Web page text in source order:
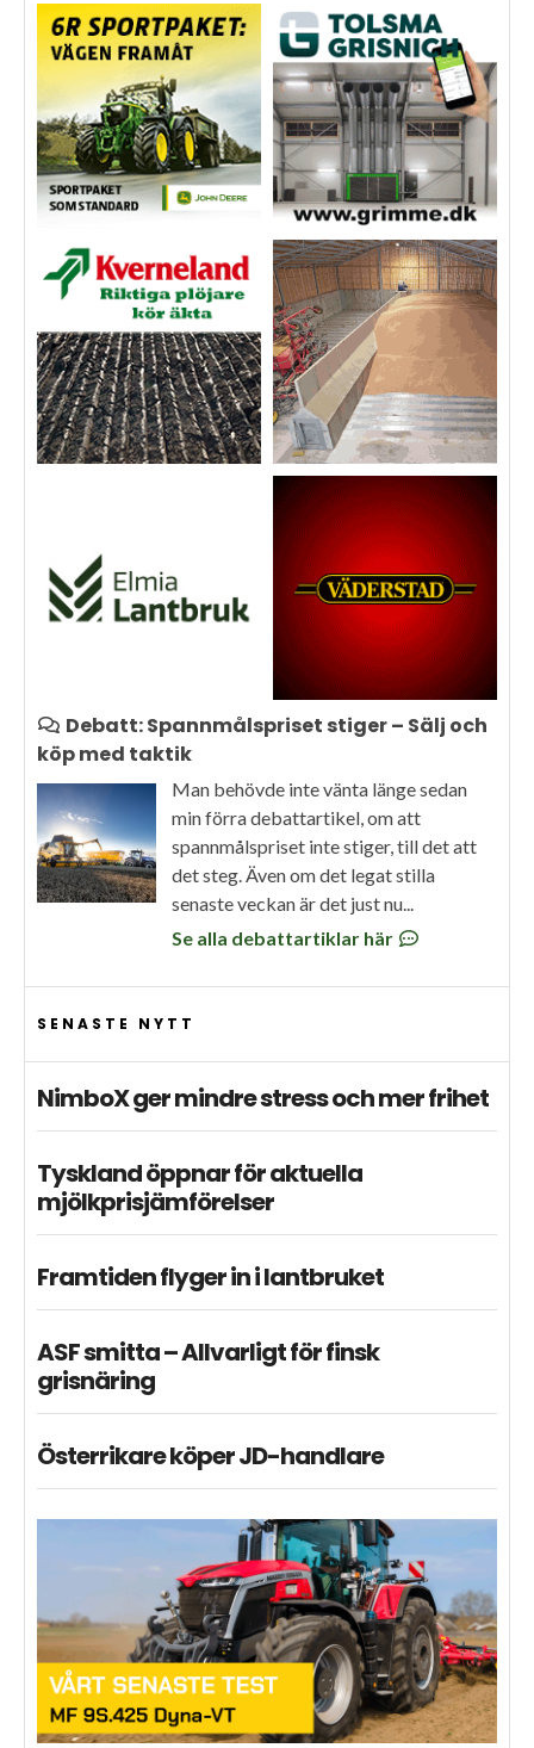
Debatt: Spannmålspriset stiger – Sälj och
köp med taktik
Man behövde inte vänta länge sedan
min förra debattartikel, om att
spannmålspriset inte stiger, till det att
det steg. Även om det legat stilla
senaste veckan är det just nu...
Se alla debattartiklar här
SENASTE NYTT
NimboX ger mindre stress och mer frihet
Tyskland öppnar för aktuella
mjölkprisjämförelser
Framtiden flyger in i lantbruket
ASF smitta – Allvarligt för finsk
grisnäring
Österrikare köper JD-handlare